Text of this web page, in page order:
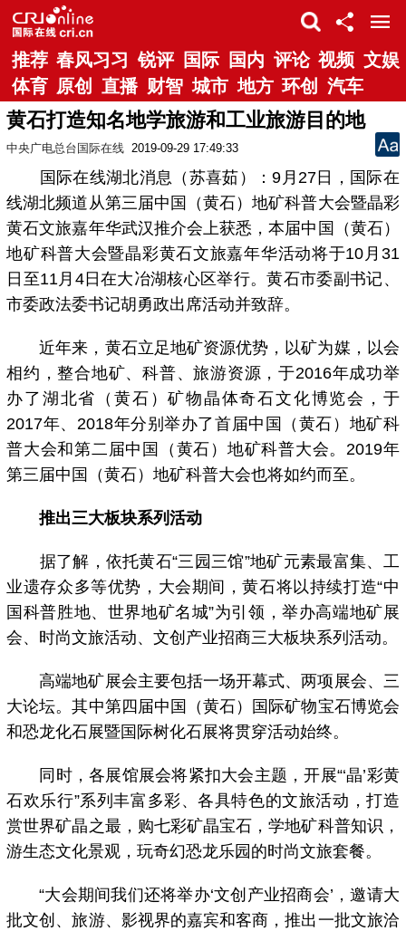
推荐 春风习习 锐评 国际 国内 评论 视频 文娱
体育 原创 直播 财智 城市 地方 环创 汽车
黄石打造知名地学旅游和工业旅游目的地
中央广电总台国际在线 2019-09-29 17:49:33
国际在线湖北消息（苏喜茹）：9月27日，国际在
线湖北频道从第三届中国（黄石）地矿科普大会暨晶彩
黄石文旅嘉年华武汉推介会上获悉，本届中国（黄石）
地矿科普大会暨晶彩黄石文旅嘉年华活动将于10月31
日至11月4日在大冶湖核心区举行。黄石市委副书记、
市委政法委书记胡勇政出席活动并致辞。
近年来，黄石立足地矿资源优势，以矿为媒，以会
相约，整合地矿、科普、旅游资源，于2016年成功举
办了湖北省（黄石）矿物晶体奇石文化博览会，于
2017年、2018年分别举办了首届中国（黄石）地矿科
普大会和第二届中国（黄石）地矿科普大会。2019年
第三届中国（黄石）地矿科普大会也将如约而至。
推出三大板块系列活动
据了解，依托黄石“三园三馆”地矿元素最富集、工
业遗存众多等优势，大会期间，黄石将以持续打造“中
国科普胜地、世界地矿名城”为引领，举办高端地矿展
会、时尚文旅活动、文创产业招商三大板块系列活动。
高端地矿展会主要包括一场开幕式、两项展会、三
大论坛。其中第四届中国（黄石）国际矿物宝石博览会
和恐龙化石展暨国际树化石展将贯穿活动始终。
同时，各展馆展会将紧扣大会主题，开展“‘晶’彩黄
石欢乐行”系列丰富多彩、各具特色的文旅活动，打造
赏世界矿晶之最，购七彩矿晶宝石，学地矿科普知识，
游生态文化景观，玩奇幻恐龙乐园的时尚文旅套餐。
“大会期间我们还将举办‘文创产业招商会’，邀请大
批文创、旅游、影视界的嘉宾和客商，推出一批文旅洽